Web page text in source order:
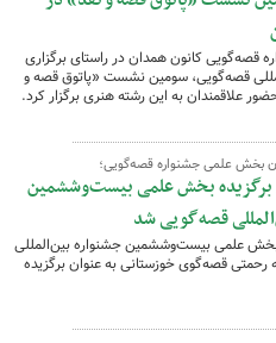
قصه‌گویی کانون همدان در راستای برگزاری
قصه‌گویی، سومین نشست «پاتوق قصه و
علاقمندان به این رشته هنری برگزار کرد.
بخش علمی جشنواره قصه‌گویی؛
برگزیده بخش علمی بیست‌وششمین
قصه‌گویی شد
بخش علمی بیست‌وششمین جشنواره بین‌المللی
رحمتی قصه‌گوی خوزستانی به عنوان برگزیده